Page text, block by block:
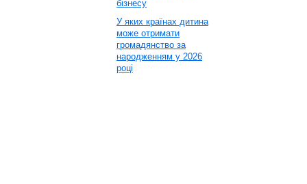
бізнесу
У яких країнах дитина
може отримати
громадянство за
народженням у 2026
році